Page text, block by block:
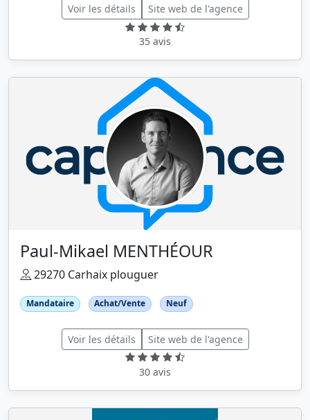
Voir les détails Site web de l'agence
35 avis
Paul-Mikael MENTHÉOUR
29270 Carhaix plouguer
Mandataire Achat/Vente Neuf
Voir les détails Site web de l'agence
30 avis